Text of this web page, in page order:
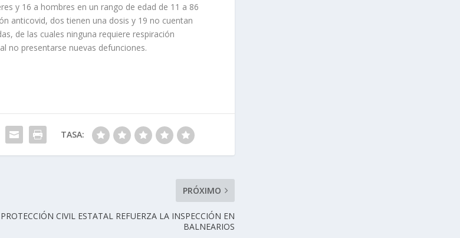
y 16 a hombres en un rango de edad de 11 a 86
anticovid, dos tienen una dosis y 19 no cuentan
de las cuales ninguna requiere respiración
no presentarse nuevas defunciones.
TASA:
PRÓXIMO
PROTECCIÓN CIVIL ESTATAL REFUERZA LA INSPECCIÓN EN
BALNEARIOS